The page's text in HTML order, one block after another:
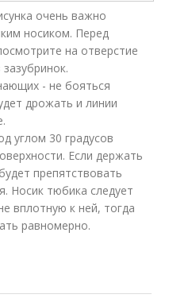
очень важно
носиком. Перед
на отверстие
- не бояться
дрожать и линии
углом 30 градусов
Если держать
препятствовать
Носик тюбика следует
вплотную к ней, тогда
равномерно.